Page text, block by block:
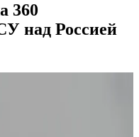
360
над Россией